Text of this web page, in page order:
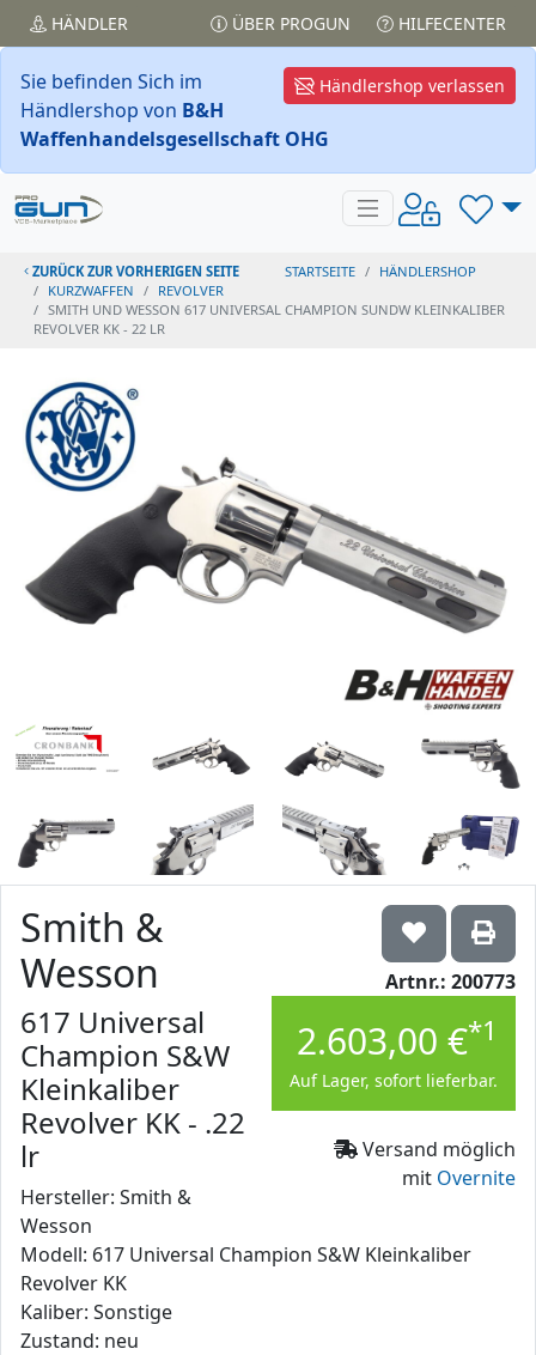
HÄNDLER ÜBER PROGUN HILFECENTER
Händlershop verlassen
Sie befinden Sich im
Händlershop von B&H
Waffenhandelsgesellschaft OHG
ZURÜCK ZUR VORHERIGEN SEITE STARTSEITE
HÄNDLERSHOP
KURZWAFFEN
REVOLVER
SMITH UND WESSON 617 UNIVERSAL CHAMPION SUNDW KLEINKALIBER
REVOLVER KK - 22 LR
Artnr.: 200773
2.603,00 €*1
Auf Lager, sofort lieferbar.
Versand möglich
mit Overnite
Smith &
Wesson
617 Universal
Champion S&W
Kleinkaliber
Revolver KK - .22
lr
Hersteller: Smith &
Wesson
Modell: 617 Universal Champion S&W Kleinkaliber
Revolver KK
Kaliber: Sonstige
Zustand: neu